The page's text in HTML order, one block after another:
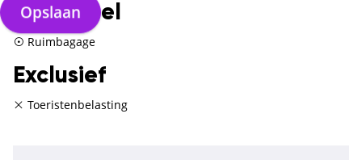
Opslaan
Optioneel
Ruimbagage
Exclusief
Toeristenbelasting